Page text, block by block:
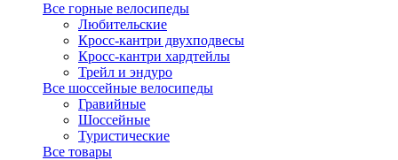
Все горные велосипеды
Любительские
Кросс-кантри двухподвесы
Кросс-кантри хардтейлы
Трейл и эндуро
Все шоссейные велосипеды
Гравийные
Шоссейные
Туристические
Все товары